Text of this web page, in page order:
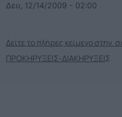
Δευ, 12/14/2009 - 02:00
Δείτε το πλήρες κείμενο στην
ΠΡΟΚΗΡΥΞΕΙΣ-ΔΙΑΚΗΡΥΞΕΙΣ